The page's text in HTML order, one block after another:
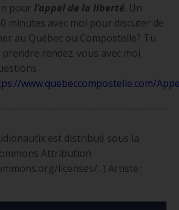
pour l’appel de la liberté. Un
minutes avec moi pour discuter de
au Québec ou Compostelle? Tu
rendez-vous avec moi
www.quebeccompostelle.com/App
est distribué sous la
Attribution
licenses/...) Artiste :